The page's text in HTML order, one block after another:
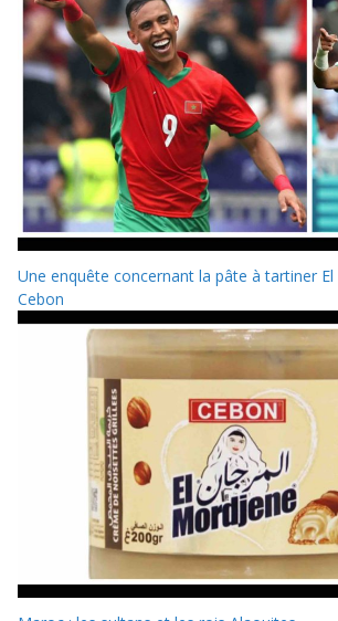
Une enquête concernant la pâte à tartiner
Cebon